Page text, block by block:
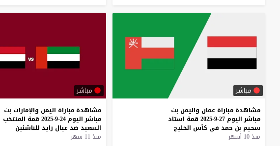
مباشر
مشاهدة مباراة عمان واليمن بث
مباشر اليوم 27-9-2025 قمة استاد
سحيم بن حمد في كأس الخليج
منذ 10 أشهر
مباشر
مشاهدة مباراة اليمن والإمارات بث
مباشر اليوم 24-9-2025 قمة المنتخب
السعيد ضد عيال زايد للناشئين
منذ 11 شهر